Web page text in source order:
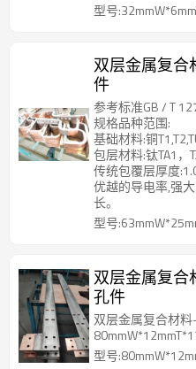
型号
双层金属复
件
参考标准GB / T
规格品种范围:
基础材料:铜
包层材料:钛TA1，
传统包覆层厚度
优越的导电率,强
长。
型号
双层金属复
孔件
双层金属复合材
型号